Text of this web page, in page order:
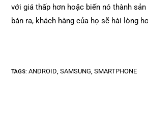
với giá thấp hơn hoặc biến nó thành
bán ra, khách hàng của họ sẽ hài lòng
TAGS:ANDROID, SAMSUNG, SMARTPHONE